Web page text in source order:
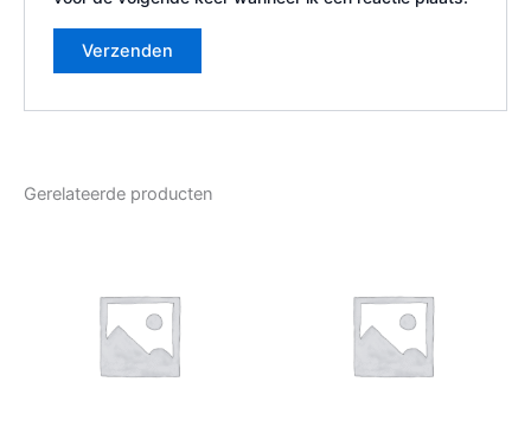
Gerelateerde producten